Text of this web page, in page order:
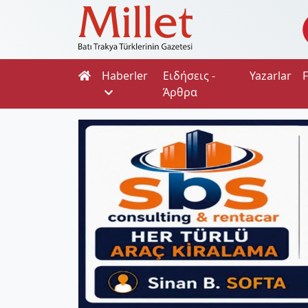
Haberler
Ειδήσεις -
Άρθρα
Yazarlar